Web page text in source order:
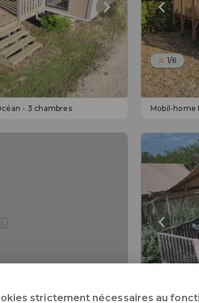
- 3 chambres
1/6
Mobil-home
strictement nécessaires au